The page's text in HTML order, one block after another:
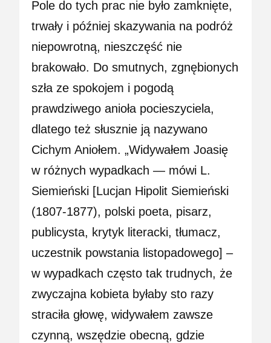
Pole do tych prac nie było zamknięte,
trwały i później skazywania na podróż
niepowrotną, nieszczęść nie
brakowało. Do smutnych, zgnębionych
szła ze spokojem i pogodą
prawdziwego anioła pocieszyciela,
dlatego też słusznie ją nazywano
Cichym Aniołem. „Widywałem Joasię
w różnych wypadkach — mówi L.
Siemieński [Lucjan Hipolit Siemieński
(1807-1877), polski poeta, pisarz,
publicysta, krytyk literacki, tłumacz,
uczestnik powstania listopadowego] –
w wypadkach często tak trudnych, że
zwyczajna kobieta byłaby sto razy
straciła głowę, widywałem zawsze
czynną, wszędzie obecną, gdzie